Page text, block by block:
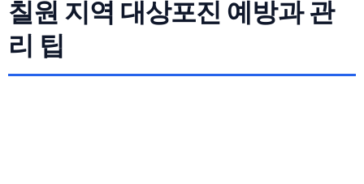
칠원 지역 대상포진 예방과 관
리 팁